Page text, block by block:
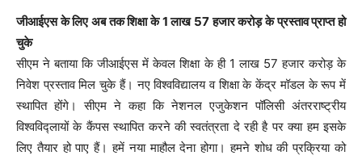
जीआईएस के लिए अब तक शिक्षा के 1 लाख 57 हजार करोड़ के प्रस्ताव प्राप्त हो
चुके
सीएम ने बताया कि जीआईएस में केवल शिक्षा के ही 1 लाख 57 हजार करोड़ के
निवेश प्रस्ताव मिल चुके हैं। नए विश्वविद्यालय व शिक्षा के केंद्र मॉडल के रूप में
स्थापित होंगे। सीएम ने कहा कि नेशनल एजुकेशन पॉलिसी अंतरराष्ट्रीय
विश्वविद्लायों के कैंपस स्थापित करने की स्वतंत्रता दे रही है पर क्या हम इसके
लिए तैयार हो पाए हैं। हमें नया माहौल देना होगा। हमने शोध की प्रक्रिया को